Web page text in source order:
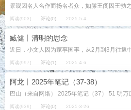
阅读(903) 评论(0) 2025-5-4
臧健丨清明的思念
阅读(997) 评论(1) 2025-4-6
阿龙丨2025年笔记（37-38）
阅读(939) 评论(0) 2025-3-26